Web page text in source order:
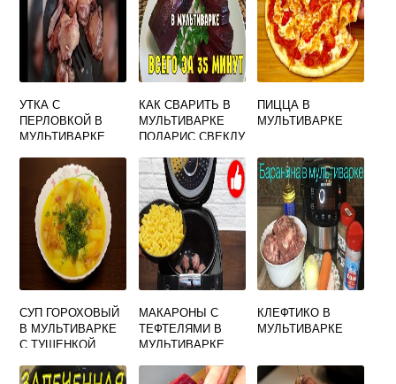
УТКА С
ПЕРЛОВКОЙ В
МУЛЬТИВАРКЕ
КАК СВАРИТЬ В
МУЛЬТИВАРКЕ
ПОЛАРИС СВЕКЛУ
ПИЦЦА В
МУЛЬТИВАРКЕ
СУП ГОРОХОВЫЙ
В МУЛЬТИВАРКЕ
С ТУШЕНКОЙ
МАКАРОНЫ С
ТЕФТЕЛЯМИ В
МУЛЬТИВАРКЕ
КЛЕФТИКО В
МУЛЬТИВАРКЕ